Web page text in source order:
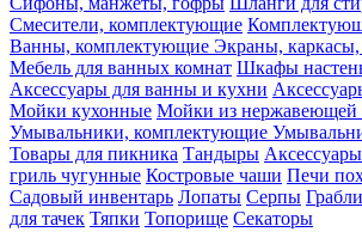
Смесители, комплектующие
Ванны, комплектующие Экраны,
Мебель для ванных комнат Шкафы
Аксессуары для ванны и кухни
Мойки кухонные Мойки из нержавеющей
Умывальники, комплектующие
Товары для пикника Тандыры
гриль чугунные Костровые чаши Печи
Садовый инвентарь Лопаты Серпы Грабли
для тачек Тяпки Топорище Секаторы